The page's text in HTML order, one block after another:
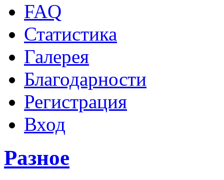
FAQ
Статистика
Галерея
Благодарности
Регистрация
Вход
Разное